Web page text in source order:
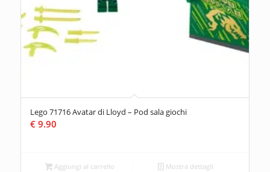
Lego 71716 Avatar di Lloyd – Pod sala giochi
€9.90
Aggiungi al carrello Mostra dettagli